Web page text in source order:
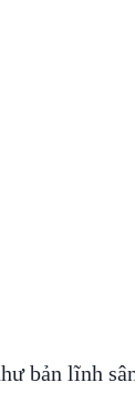
bản lĩnh